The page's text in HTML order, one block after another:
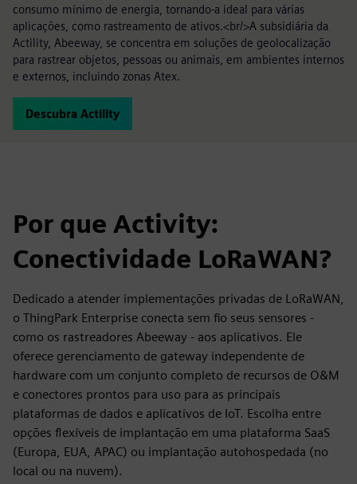
consumo mínimo de energia, tornando-a ideal para várias
aplicações, como rastreamento de ativos.<br/>A subsidiária da
Actility, Abeeway, se concentra em soluções de geolocalização
para rastrear objetos, pessoas ou animais, em ambientes internos
e externos, incluindo zonas Atex.
Descubra Actility
Por que Activity:
Conectividade LoRaWAN?
Dedicado a atender implementações privadas de LoRaWAN,
o ThingPark Enterprise conecta sem fio seus sensores -
como os rastreadores Abeeway - aos aplicativos. Ele
oferece gerenciamento de gateway independente de
hardware com um conjunto completo de recursos de O&M
e conectores prontos para uso para as principais
plataformas de dados e aplicativos de IoT. Escolha entre
opções flexíveis de implantação em uma plataforma SaaS
(Europa, EUA, APAC) ou implantação autohospedada (no
local ou na nuvem).